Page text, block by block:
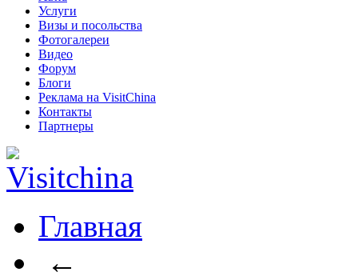
Услуги
Визы и посольства
Фотогалереи
Видео
Форум
Блоги
Реклама на VisitChina
Контакты
Партнеры
Главная
←